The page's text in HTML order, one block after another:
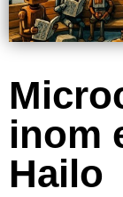
inom
Hailo